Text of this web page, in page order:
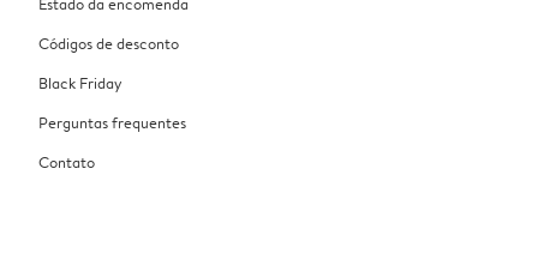
Códigos de desconto
Black Friday
Perguntas frequentes
Contato